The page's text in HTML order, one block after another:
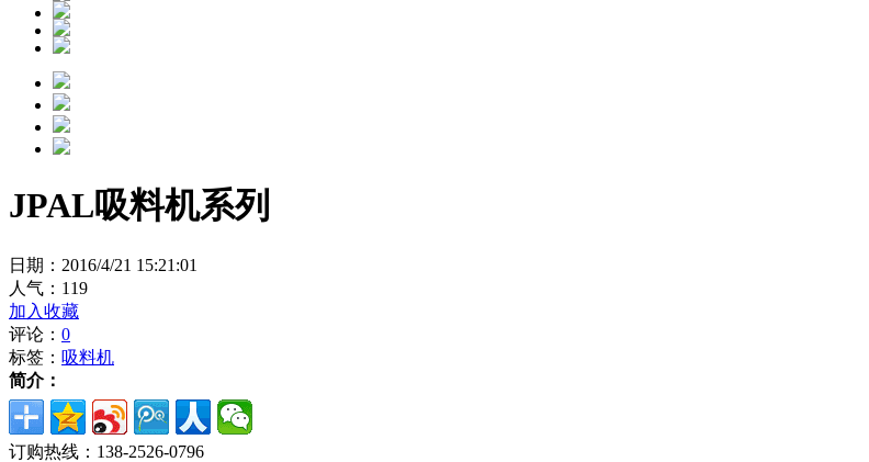
JPAL吸料机系列
日期：2016/4/21 15:21:01
人气： 119
加入收藏
评论： 0
标签： 吸料机
简介：
订购热线： 138-2526-0796